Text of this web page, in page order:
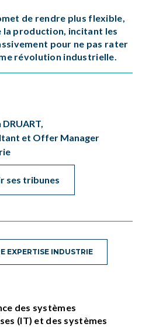
de rendre plus flexible,
production, incitant les
pour ne pas rater
révolution industrielle.
et Offer Manager
ses tribunes
EXPERTISE INDUSTRIE
des systèmes
(IT) et des systèmes